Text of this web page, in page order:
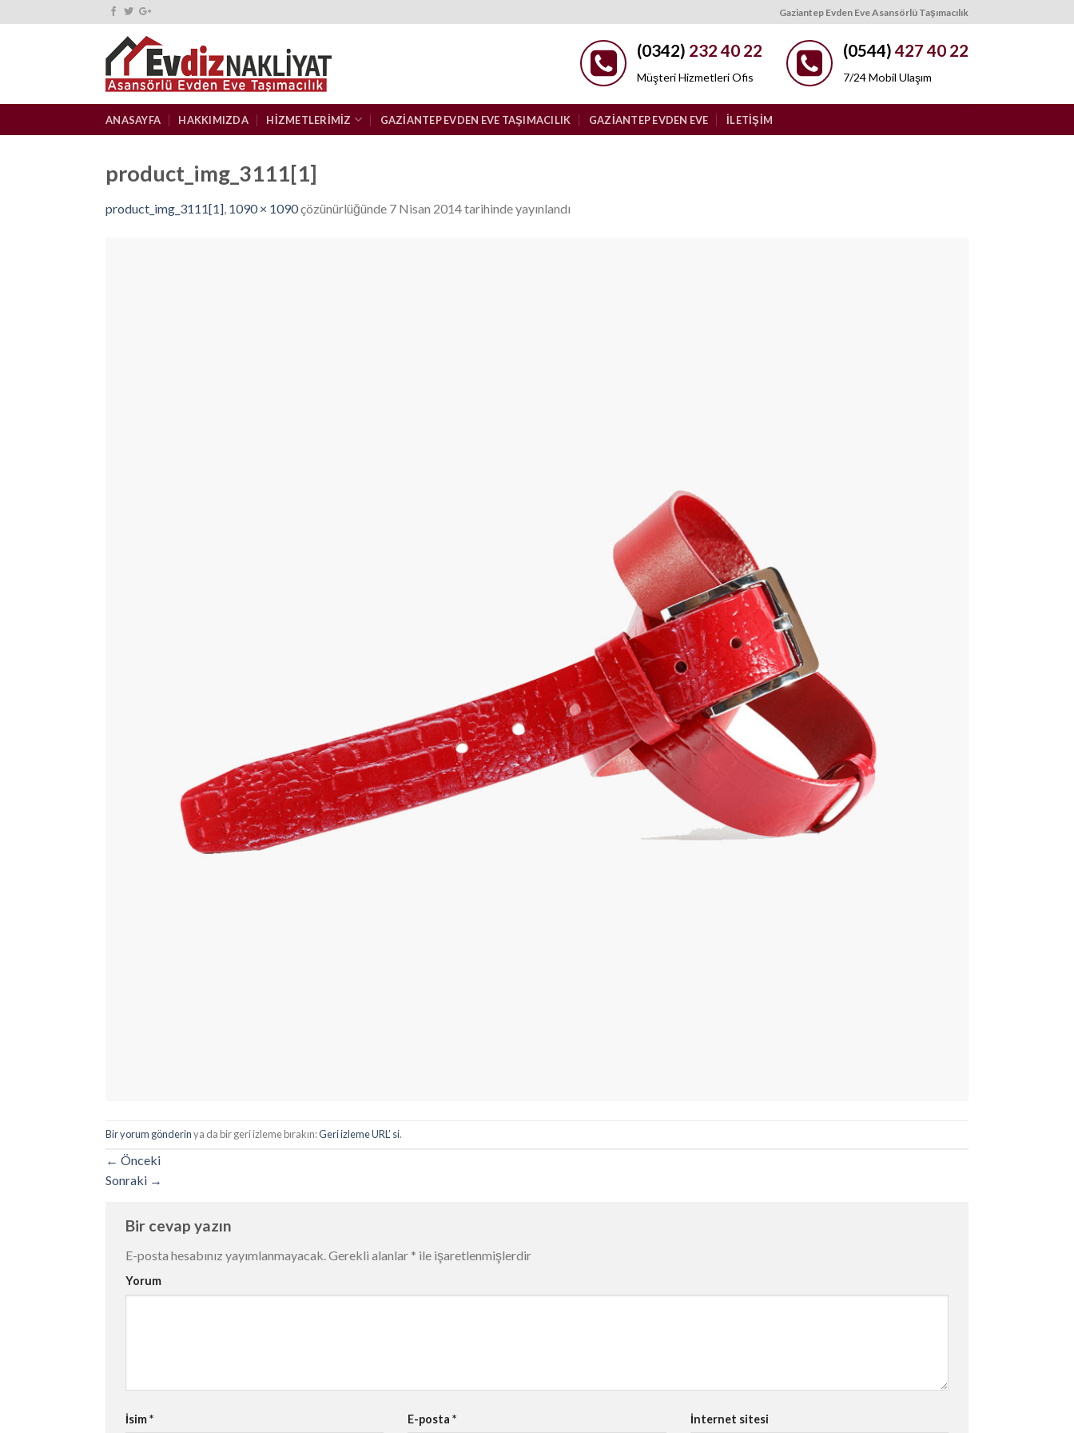
Gaziantep Evden Eve Asansörlü Taşımacılık
(0342) 232 40 22
Müşteri Hizmetleri Ofis
(0544)427 40 22
7/24 Mobil Ulaşım
ANASAYFA HAKKIMIZDA HIZMETLERIMIZ GAZIANTEP EVDEN EVE TAŞIMACILIK GAZIANTEP EVDEN EVE İLETIŞIM
product_img_3111[1]
product_img_3111[1] 1090 × 1090çözünürlüğünde 7 Nisan 2014tarihinde yayınlandı
Bir yorum gönderinya da bir geri izleme bırakın:Geri izleme URL’ si.
← Önceki
Sonraki →
Bir cevap yazın
E-posta hesabınız yayımlanmayacak.Gerekli alanlar * ile işaretlenmişlerdir
Yorum
İsim* E-posta* İnternet sitesi